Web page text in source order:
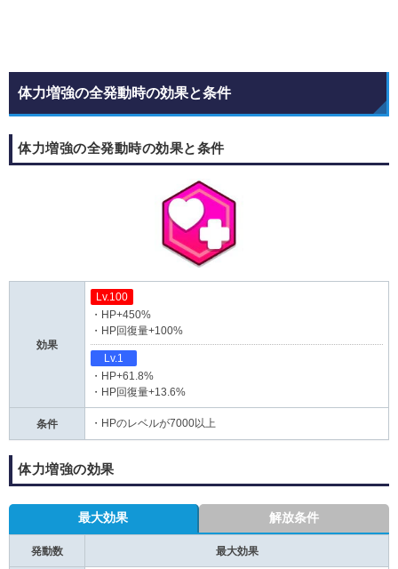
体力増強の全発動時の効果と条件
体力増強の全発動時の効果と条件
効果
Lv.100
・HP+450%
・HP回復量+100%
Lv.1
・HP+61.8%
・HP回復量+13.6%
条件 ・HPのレベルが7000以上
体力増強の効果
最大効果 解放条件
発動数 最大効果